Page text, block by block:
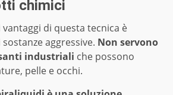
chimici
di questa tecnica è
sostanze aggressive. Non servono
industriali che possono
pelle e occhi.